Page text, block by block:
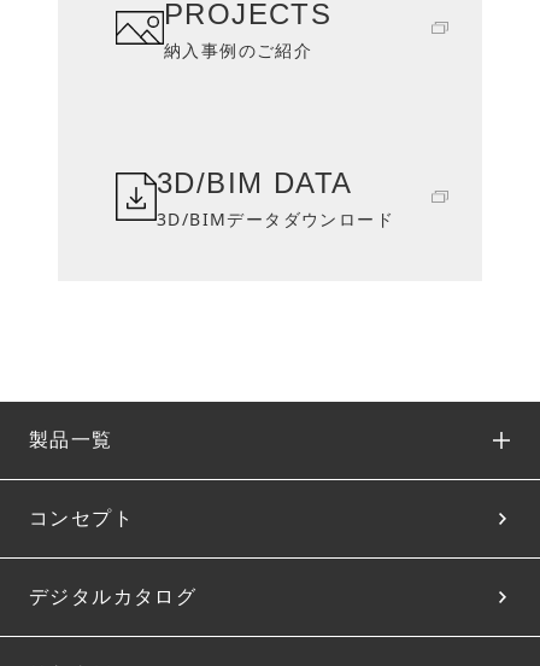
PROJECTS
納入事例のご紹介
3D/BIM DATA
3D/BIMデータダウンロード
製品一覧
コンセプト
デジタルカタログ